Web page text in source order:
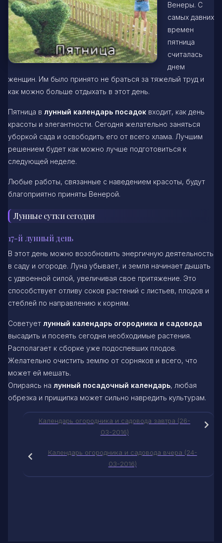
Венеры. С
самых давних
времен
пятница
считалась
днем
женщин. Им было принято не браться за тяжелый труд и
как можно больше отдыхать в этот день.
Пятница в лунный календарь посадок входит, как день
красоты и элегантности. Сегодня желательно заняться
уборкой сада и освободить его от всего хлама. Лучшим
решением будет как можно лучше подготовиться к
следующей неделе.
Любые работы, связанные с наведением красоты, будут
благоприятно приняты Венерой.
Лунные сутки сегодня
17-й лунный день
В этот день можно возобновить энергичную деятельность
в саду и огороде. Луна убывает, и земля начинает дышать
с удвоенной силой, увеличивая свое притяжение. Это
способствует отливу соков растений с листьев, плодов и
стеблей по направлению к корням.
Советует лунный календарь огородника и садовода
высадить и посеять сегодня необходимые растения.
Располагает к сборке уже подоспевших плодов.
Желательно очистить землю от сорняков и всего, что
может ей мешать.
Опираясь на лунный посадочный календарь, любая
обрезка и прищипка может сильно навредить культурам.
Календарь огородника и садовода завтра (26-
03-2016)
Календарь огородника и садовода вчера (24-
03-2016)